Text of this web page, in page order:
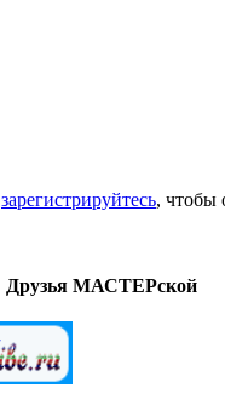
зарегистрируйтесь, чтобы
Друзья МАСТЕРской